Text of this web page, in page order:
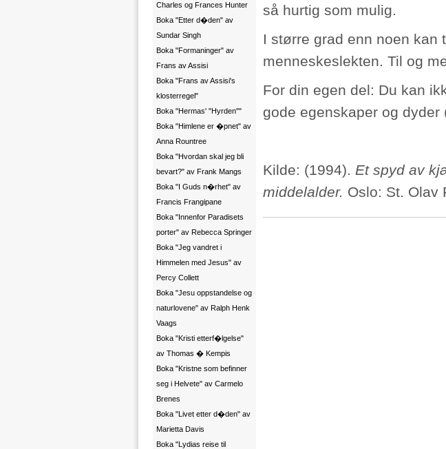
Charles og Frances Hunter
Boka "Etter d�den" av
Sundar Singh
Boka "Formaninger" av
Frans av Assisi
Boka "Frans av Assisi's
klosterregel"
Boka "Hermas' "Hyrden""
Boka "Himlene er �pnet" av
Anna Rountree
Boka "Hvordan skal jeg bli
bevart?" av Frank Mangs
Boka "I Guds n�rhet" av
Francis Frangipane
Boka "Innenfor Paradisets
porter" av Rebecca Springer
Boka "Jeg vandret i
Himmelen med Jesus" av
Percy Collett
Boka "Jesu oppstandelse og
naturlovene" av Ralph Henk
Vaags
Boka "Kristi etterf�lgelse"
av Thomas � Kempis
Boka "Kristne som befinner
seg i Helvete" av Carmelo
Brenes
Boka "Livet etter d�den" av
Marietta Davis
Boka "Lydias reise til
så hurtig som mulig.
I større grad enn noen kan
menneskeslekten. Til og
For din egen del: Du kan
gode egenskaper og dyder
Kilde: (1994). Et spyd av
middelalder. Oslo: St. Olav